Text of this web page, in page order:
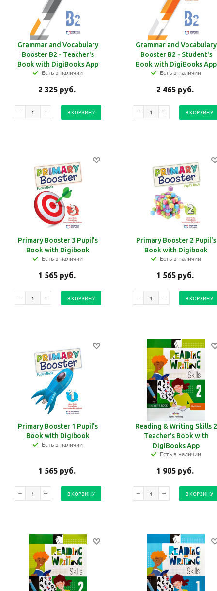
Grammar and Vocabulary
Booster B2 - Teacher's
Book with DigiBooks App
Есть в наличии
2 325 руб.
В КОРЗИНУ
Grammar and Vocabulary
Booster B2 - Student's
Book with DigiBooks App
Есть в наличии
2 465 руб.
В КОРЗИНУ
Primary Booster 3 Pupil's
Book with Digibook
Есть в наличии
1 565 руб.
В КОРЗИНУ
Primary Booster 2 Pupil's
Book with Digibook
Есть в наличии
1 565 руб.
В КОРЗИНУ
Primary Booster 1 Pupil's
Book with Digibook
Есть в наличии
1 565 руб.
В КОРЗИНУ
Reading & Writing Skills 2
Teacher's Book with
DigiBooks App
Есть в наличии
1 905 руб.
В КОРЗИНУ